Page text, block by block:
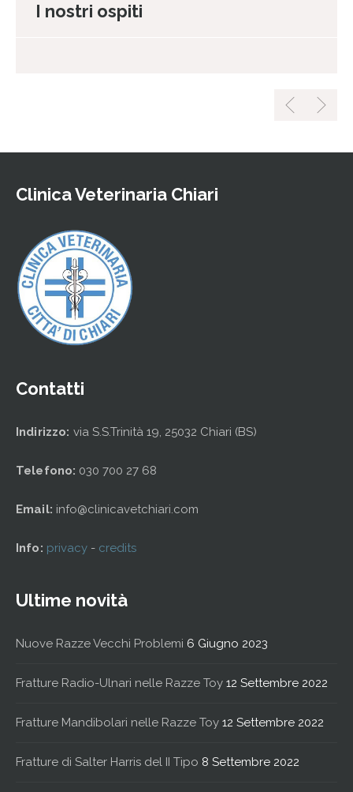
I nostri ospiti
Clinica Veterinaria Chiari
Contatti
Indirizzo: via S.S.Trinità 19, 25032 Chiari (BS)
Telefono: 030 700 27 68
Email: info@clinicavetchiari.com
Info: privacy - credits
Ultime novità
Nuove Razze Vecchi Problemi 6 Giugno 2023
Fratture Radio-Ulnari nelle Razze Toy 12 Settembre 2022
Fratture Mandibolari nelle Razze Toy 12 Settembre 2022
Fratture di Salter Harris del II Tipo 8 Settembre 2022